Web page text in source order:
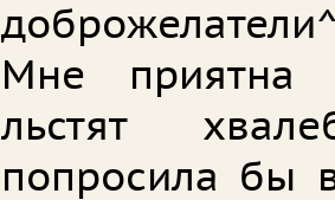
Мне приятна
льстят
попросила бы